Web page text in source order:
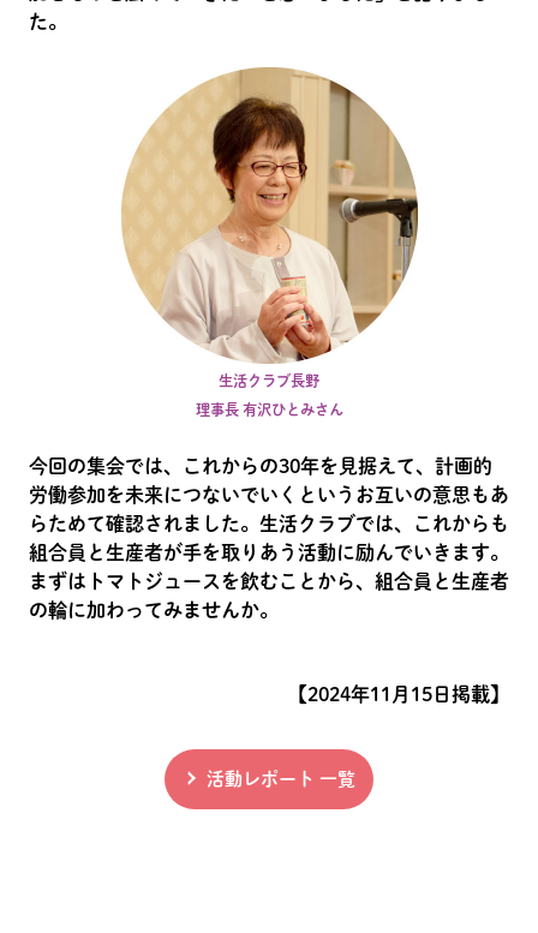
た。
生活クラブ長野
理事長 有沢ひとみさん
今回の集会では、これからの30年を見据えて、計画的
労働参加を未来につないでいくというお互いの意思もあ
らためて確認されました。生活クラブでは、これからも
組合員と生産者が手を取りあう活動に励んでいきます。
まずはトマトジュースを飲むことから、組合員と生産者
の輪に加わってみませんか。
【2024年11月15日掲載】
活動レポート 一覧